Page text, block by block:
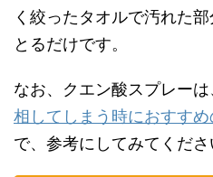
く絞ったタオルで汚れた
とるだけです。
なお、クエン酸スプレーは
相してしまう時におすすめ
で、参考にしてみてくださ